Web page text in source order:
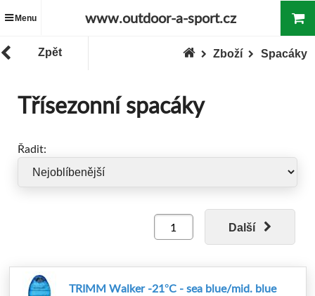
Menu www.outdoor-a-sport.cz
Zpět Spacáky
Zboží
Třísezonní spacáky
Řadit:
Další
TRIMM Walker -21°C - sea blue/mid. blue